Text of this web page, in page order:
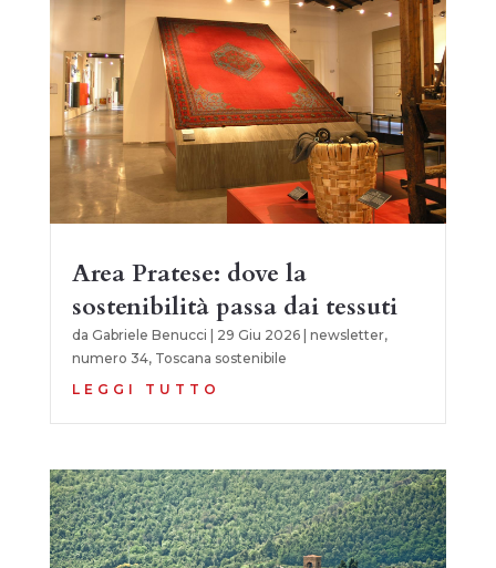
Area Pratese: dove la
sostenibilità passa dai tessuti
da Gabriele Benucci 29 Giu 2026| newsletter,
numero 34, Toscana sostenibile
LEGGI TUTTO